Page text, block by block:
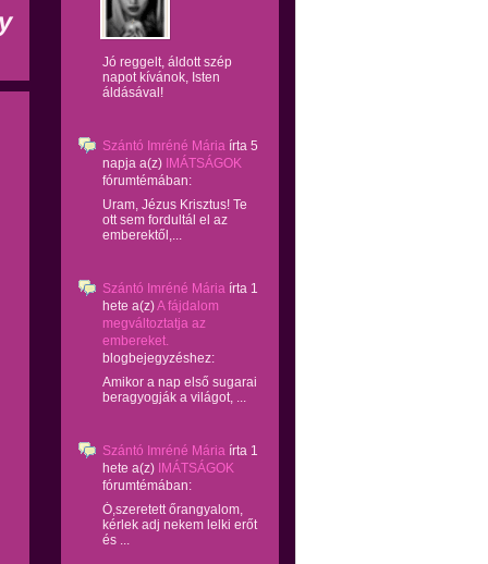
Jó reggelt, áldott szép
napot kívánok, Isten
áldásával!
Szántó Imréné Mária írta 5
napja a(z) IMÁTSÁGOK
fórumtémában:
Uram, Jézus Krisztus! Te
ott sem fordultál el az
emberektől,...
Szántó Imréné Mária írta 1
hete a(z)A fájdalom
megváltoztatja az
embereket.
blogbejegyzéshez:
Amikor a nap első sugarai
beragyogják a világot, ...
Szántó Imréné Mária írta 1
hete a(z) IMÁTSÁGOK
fórumtémában:
Ó,szeretett őrangyalom,
kérlek adj nekem lelki erőt
és ...